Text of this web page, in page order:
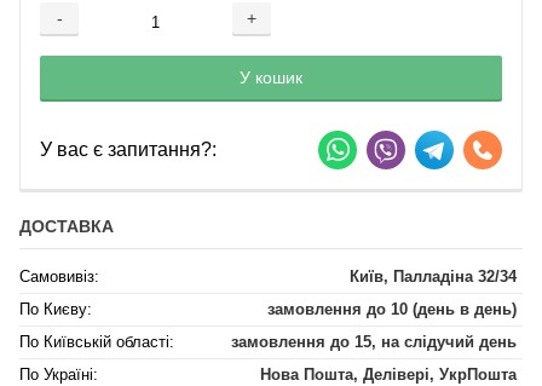
- +
Добавляется...
У кошик
Добавлен
У вас є запитання?:
ДОСТАВКА
Самовивіз:
Київ, Палладіна 32/34
По Києву:
замовлення до 10 (день в день)
По Київській області:
замовлення до 15, на слідучий день
По Україні:
Нова Пошта, Делівері, УкрПошта